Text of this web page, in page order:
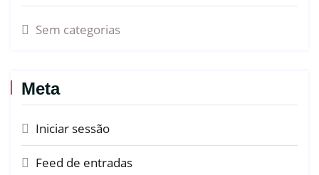
Sem categorias
Meta
Iniciar sessão
Feed de entradas